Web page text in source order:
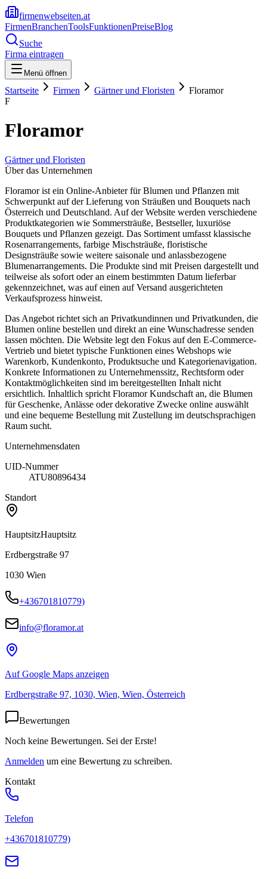
firmenwebseiten.at
FirmenBranchenToolsFunktionenPreiseBlog
Suche
Firma eintragen
Menü öffnen
Startseite Firmen Gärtner und Floristen
Floramor
F
Floramor
Gärtner und Floristen
Über das Unternehmen
Floramor ist ein Online-Anbieter für Blumen und Pflanzen mit
Schwerpunkt auf der Lieferung von Sträußen und Bouquets nach
Österreich und Deutschland. Auf der Website werden verschiedene
Produktkategorien wie Sommersträuße, Bestseller, luxuriöse
Bouquets und Pflanzen gezeigt. Das Sortiment umfasst klassische
Rosenarrangements, farbige Mischsträuße, floristische
Designsträuße sowie weitere saisonale und anlassbezogene
Blumenarrangements. Die Produkte sind mit Preisen dargestellt und
teilweise als sofort oder an einem bestimmten Datum lieferbar
gekennzeichnet, was auf einen auf Versand ausgerichteten
Verkaufsprozess hinweist.
Das Angebot richtet sich an Privatkundinnen und Privatkunden, die
Blumen online bestellen und direkt an eine Wunschadresse senden
lassen möchten. Die Website legt den Fokus auf den E-Commerce-
Vertrieb und bietet typische Funktionen eines Webshops wie
Warenkorb, Kundenkonto, Produktsuche und Kategorienavigation.
Konkrete Informationen zu Unternehmenssitz, Rechtsform oder
Kontaktmöglichkeiten sind im bereitgestellten Inhalt nicht
ersichtlich. Inhaltlich spricht Floramor Kundschaft an, die Blumen
für Geschenke, Anlässe oder dekorative Zwecke online auswählt
und eine bequeme Bestellung mit Zustellung im deutschsprachigen
Raum sucht.
Unternehmensdaten
UID-Nummer
ATU80896434
Standort
HauptsitzHauptsitz
Erdbergstraße 97
1030 Wien
+436701810779)
info@floramor.at
Auf Google Maps anzeigen
Erdbergstraße 97, 1030, Wien, Wien, Österreich
Bewertungen
Noch keine Bewertungen. Sei der Erste!
Anmelden um eine Bewertung zu schreiben.
Kontakt
Telefon
+436701810779)